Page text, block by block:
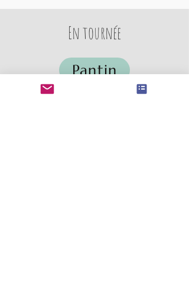
En tournée
Pantin